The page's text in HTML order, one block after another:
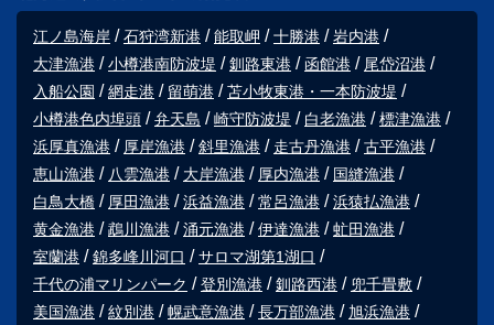
江ノ島海岸 石狩湾新港 能取岬 十勝港
岩内港
大津漁港
小樽港南防波堤 釧路東港 函館港
尾岱沼港
入船公園
網走港 留萌港
苫小牧東港・一本防波堤
小樽港色内埠頭
弁天島 崎守防波堤 白老漁港
標津漁港
浜厚真漁港
厚岸漁港 斜里漁港 走古丹漁港
古平漁港
恵山漁港
八雲漁港 大岸漁港 厚内漁港
国縫漁港
白鳥大橋
厚田漁港 浜益漁港 常呂漁港
浜猿払漁港
黄金漁港
鵡川漁港 涌元漁港 伊達漁港
虻田漁港
室蘭港
錦多峰川河口
サロマ湖第1湖口
千代の浦マリンパーク
登別漁港 釧路西港
兜千畳敷
美国漁港
紋別港 幌武意漁港 長万部漁港
旭浜漁港